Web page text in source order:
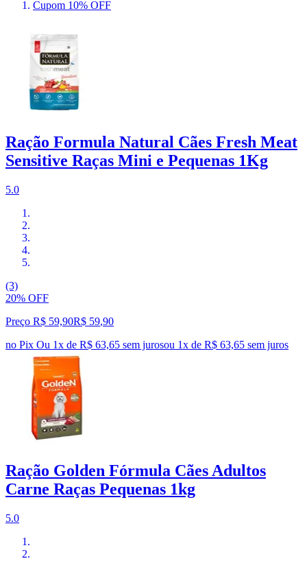
Cupom 10% OFF
Ração Formula Natural Cães Fresh Meat
Sensitive Raças Mini e Pequenas 1Kg
5.0
(3)
20% OFF
Preço R$ 59,90R$ 59,90
no Pix Ou 1x de R$ 63,65 sem jurosou 1x de R$ 63,65 sem juros
Ração Golden Fórmula Cães Adultos
Carne Raças Pequenas 1kg
5.0